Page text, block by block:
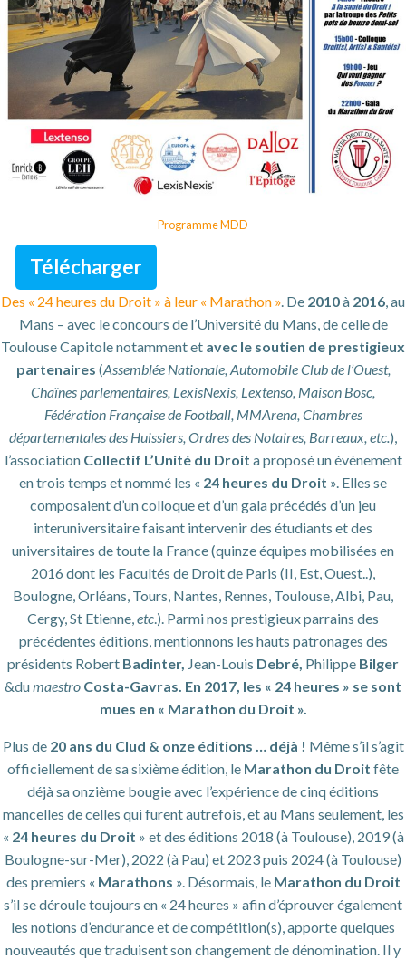
Programme MDD
Télécharger
Des « 24 heures du Droit » à leur « Marathon ». De 2010à 2016, au
Mans – avec le concours de l’Université du Mans, de celle de
Toulouse Capitole notamment et avec le soutien de prestigieux
partenaires (Assemblée Nationale, Automobile Club de l’Ouest,
Chaînes parlementaires, LexisNexis, Lextenso, Maison Bosc,
Fédération Française de Football, MMArena, Chambres
départementales des Huissiers, Ordres des Notaires, Barreaux, etc.),
l’association Collectif L’Unité du Droit a proposé un événement
en trois temps et nommé les « 24 heures du Droit ». Elles se
composaient d’un colloque et d’un gala précédés d’un jeu
interuniversitaire faisant intervenir des étudiants et des
universitaires de toute la France (quinze équipes mobilisées en
2016 dont les Facultés de Droit de Paris (II, Est, Ouest..),
Boulogne, Orléans, Tours, Nantes, Rennes, Toulouse, Albi, Pau,
Cergy, St Etienne,etc.). Parmi nos prestigieux parrains des
précédentes éditions, mentionnons les hauts patronages des
présidents Robert Badinter, Jean-Louis Debré, Philippe Bilger
&dumaestro Costa-Gavras. En 2017, les « 24 heures » se sont
mues en « Marathon du Droit ».
Plus de 20 ans du Clud & onze éditions … déjà ! Même s’il s’agit
officiellement de sa sixième édition, le Marathon du Droit fête
déjà sa onzième bougie avec l’expérience de cinq éditions
mancelles de celles qui furent autrefois, et au Mans seulement, les
« 24 heures du Droit » et des éditions 2018 (à Toulouse), 2019 (à
Boulogne-sur-Mer), 2022 (à Pau) et 2023 puis 2024 (à Toulouse)
des premiers « Marathons ». Désormais, le Marathon du Droit
s’il se déroule toujours en « 24 heures » afin d’éprouver également
les notions d’endurance et de compétition(s), apporte quelques
nouveautés que traduisent son changement de dénomination. Il y